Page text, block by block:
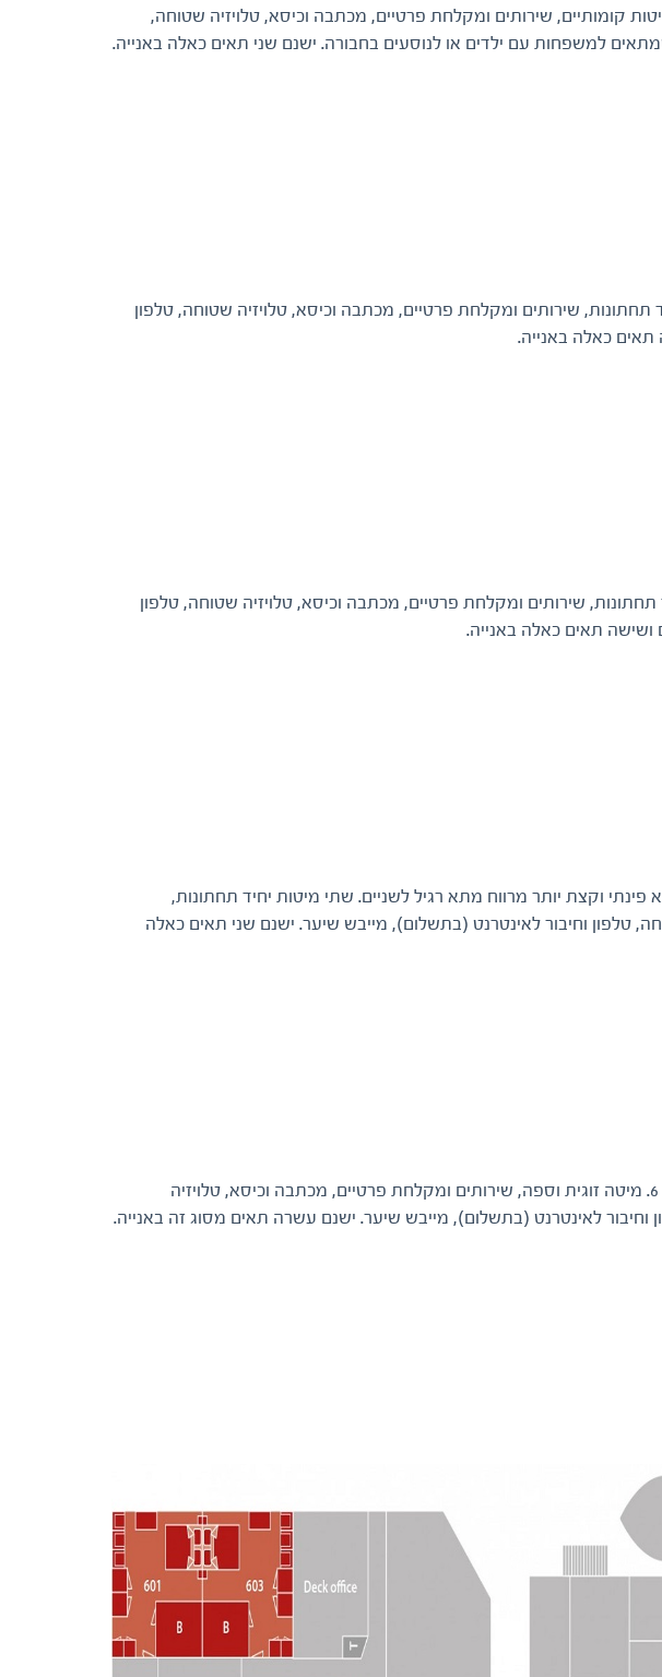
בסיפון 2. מיטת יחיד ומיטות קומותיים, שירותים ומקלחת פרטיים, מכתבה וכיסא, טלויזיה שטוחה,
למשפחות עם ילדים או לנוסעים בחבורה. ישנם שני תאים כאלה באנייה.
בסיפון 3. שתי מיטות יחיד תחתונות, שירותים ומקלחת פרטיים, מכתבה וכיסא, טלויזיה שטוחה, טלפון
כאלה באנייה.
בסיפון 4. שתי מיטות יחיד תחתונות, שירותים ומקלחת פרטיים, מכתבה וכיסא, טלויזיה שטוחה, טלפון
ושישה תאים כאלה באנייה.
לשניים עם שני חלונות, ממוקם בסיפון 4. תא פינתי וקצת יותר מרווח מתא רגיל לשניים. שתי מיטות יחיד תחתונות,
טלפון וחיבור לאינטרנט (בתשלום), מייבש שיער. ישנם שני תאים כאלה
תא סופריור זוגי עם שני חלונות, ממוקם בסיפון 4, 5 או 6. מיטה זוגית וספה, שירותים ומקלחת פרטיים, מכתבה וכיסא, טלויזיה
לאינטרנט (בתשלום), מייבש שיער. ישנם עשרה תאים מסוג זה באנייה.